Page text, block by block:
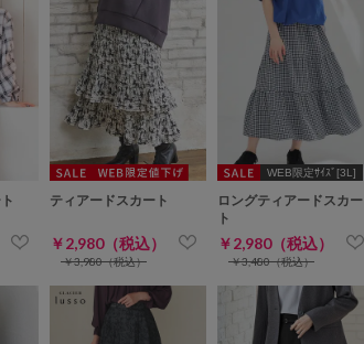
ティアードスカート
￥2,980（税込）
￥3,980（税込）
WEB限定ｻｲｽﾞ[3L]
ロングティアードスカー
ト
￥2,980（税込）
￥3,480（税込）